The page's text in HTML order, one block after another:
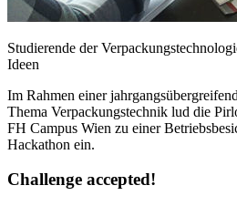
Studierende der
Ideen
Im Rahmen einer
Thema Verpackungstechnik lud die
FH Campus Wien zu einer
Hackathon ein.
Challenge accepted!